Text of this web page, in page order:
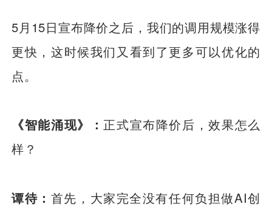
5月15日宣布降价之后，我们的调用规模涨得
更快，这时候我们又看到了更多可以优化的
点。
《智能涌现》： 正式宣布降价后，效果怎么
样？
谭待： 首先，大家完全没有任何负担做AI创